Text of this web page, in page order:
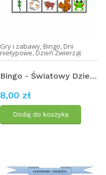
Gry i zabawy, Bingo, Dni
nietypowe, Dzień Zwierząt
Bingo - Światowy Dzień Zwierząt
8,00 zł
Dodaj do koszyka